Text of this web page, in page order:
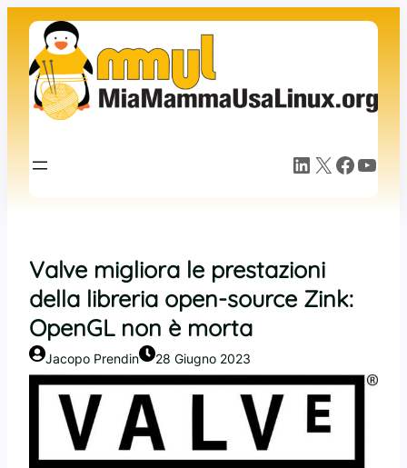
contenuto
LinkedIn X Facebook YouTube
Valve migliora le prestazioni
della libreria open-source Zink:
OpenGL non è morta
Jacopo Prendin 28 Giugno 2023